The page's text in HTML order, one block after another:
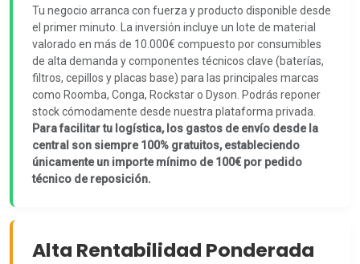
Tu negocio arranca con fuerza y producto disponible desde
el primer minuto. La inversión incluye un lote de material
valorado en más de 10.000€ compuesto por consumibles
de alta demanda y componentes técnicos clave (baterías,
filtros, cepillos y placas base) para las principales marcas
como Roomba, Conga, Rockstar o Dyson. Podrás reponer
stock cómodamente desde nuestra plataforma privada.
Para facilitar tu logística, los gastos de envío desde la
central son siempre 100% gratuitos, estableciendo
únicamente un importe mínimo de 100€ por pedido
técnico de reposición.
Alta Rentabilidad Ponderada